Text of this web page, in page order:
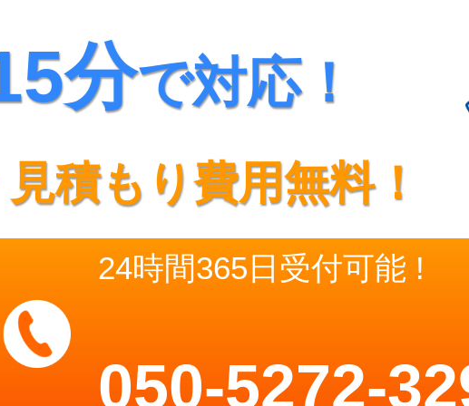
分で対応！
積もり費用無料！
24時間365日受付可能 !
050-5272-